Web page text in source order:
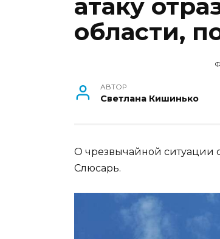
атаку
области,
АВТОР
Светлана Кишинько
О чрезвычайной ситуации
Слюсарь.